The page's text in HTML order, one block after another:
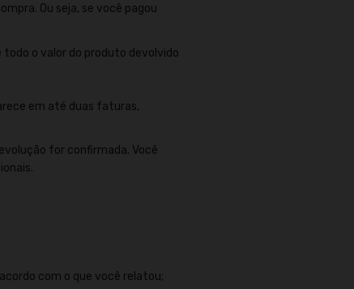
Ou seja, se você pagou
o valor do produto devolvido
em até duas faturas,
for confirmada. Você
com o que você relatou;